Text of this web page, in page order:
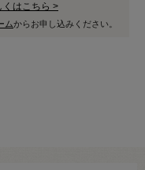
くはこちら >
ムからお申し込みください。